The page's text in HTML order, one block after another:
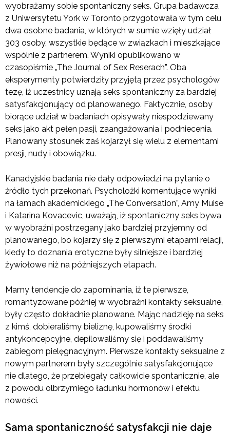
wyobrażamy sobie spontaniczny seks. Grupa badawcza
z Uniwersytetu York w Toronto przygotowała w tym celu
dwa osobne badania, w których w sumie wzięły udział
303 osoby, wszystkie będące w związkach i mieszkające
wspólnie z partnerem. Wyniki opublikowano w
czasopiśmie „The Journal of Sex Reserach”. Oba
eksperymenty potwierdziły przyjętą przez psychologów
tezę, iż uczestnicy uznają seks spontaniczny za bardziej
satysfakcjonujący od planowanego. Faktycznie, osoby
biorące udział w badaniach opisywały niespodziewany
seks jako akt pełen pasji, zaangażowania i podniecenia.
Planowany stosunek zaś kojarzył się wielu z elementami
presji, nudy i obowiązku.
Kanadyjskie badania nie dały odpowiedzi na pytanie o
źródło tych przekonań. Psycholożki komentujące wyniki
na łamach akademickiego „The Conversation”, Amy Muise
i Katarina Kovacevic, uważają, iż spontaniczny seks bywa
w wyobraźni postrzegany jako bardziej przyjemny od
planowanego, bo kojarzy się z pierwszymi etapami relacji,
kiedy to doznania erotyczne były silniejsze i bardziej
żywiołowe niż na późniejszych etapach.
Mamy tendencje do zapominania, iż te pierwsze,
romantyzowane później w wyobraźni kontakty seksualne,
były często dokładnie planowane. Mając nadzieję na seks
z kimś, dobieraliśmy bieliznę, kupowaliśmy środki
antykoncepcyjne, depilowaliśmy się i poddawaliśmy
zabiegom pielęgnacyjnym. Pierwsze kontakty seksualne z
nowym partnerem były szczególnie satysfakcjonujące
nie dlatego, że przebiegały całkowicie spontanicznie, ale
z powodu olbrzymiego ładunku hormonów i efektu
nowości.
Sama spontaniczność satysfakcji nie daje